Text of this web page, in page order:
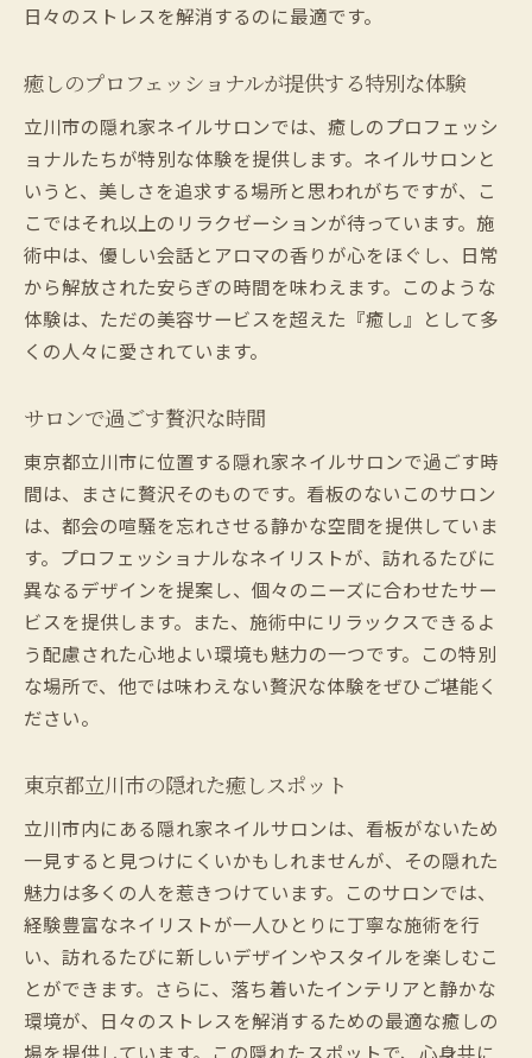
日々のストレスを解消するのに最適です。
癒しのプロフェッショナルが提供する特別な体験
立川市の隠れ家ネイルサロンでは、癒しのプロフェッシ
ョナルたちが特別な体験を提供します。ネイルサロンと
いうと、美しさを追求する場所と思われがちですが、こ
こではそれ以上のリラクゼーションが待っています。施
術中は、優しい会話とアロマの香りが心をほぐし、日常
から解放された安らぎの時間を味わえます。このような
体験は、ただの美容サービスを超えた『癒し』として多
くの人々に愛されています。
サロンで過ごす贅沢な時間
東京都立川市に位置する隠れ家ネイルサロンで過ごす時
間は、まさに贅沢そのものです。看板のないこのサロン
は、都会の喧騒を忘れさせる静かな空間を提供していま
す。プロフェッショナルなネイリストが、訪れるたびに
異なるデザインを提案し、個々のニーズに合わせたサー
ビスを提供します。また、施術中にリラックスできるよ
う配慮された心地よい環境も魅力の一つです。この特別
な場所で、他では味わえない贅沢な体験をぜひご堪能く
ださい。
東京都立川市の隠れた癒しスポット
立川市内にある隠れ家ネイルサロンは、看板がないため
一見すると見つけにくいかもしれませんが、その隠れた
魅力は多くの人を惹きつけています。このサロンでは、
経験豊富なネイリストが一人ひとりに丁寧な施術を行
い、訪れるたびに新しいデザインやスタイルを楽しむこ
とができます。さらに、落ち着いたインテリアと静かな
環境が、日々のストレスを解消するための最適な癒しの
場を提供しています。この隠れたスポットで、心身共に